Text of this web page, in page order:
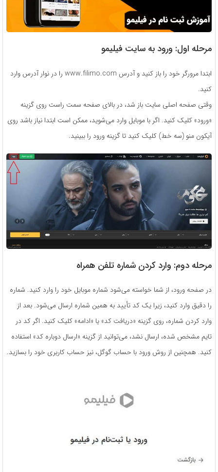
مرحله اول: ورود به سایت فیلیمو
ابتدا مرورگر خود را باز کنید و آدرس www.filimo.com را در نوار آدرس وارد
کنید.
وقتی صفحه اصلی سایت باز شد، در بالای صفحه سمت راست روی گزینه
«ورود» کلیک کنید. اگر با موبایل وارد می‌شوید، ممکن است ابتدا نیاز باشد روی
آیکون منو (سه خط) کلیک کنید تا گزینه ورود را ببینید.
مرحله دوم: وارد کردن شماره تلفن همراه
در صفحه ورود، از شما خواسته می‌شود شماره موبایل خود را وارد کنید. شماره
را دقیق وارد کنید، زیرا یک کد تأیید به همین شماره ارسال می‌شود. بعد از
وارد کردن شماره، روی گزینه «دریافت کد» یا «ادامه» کلیک کنید. اگر کد در
تایم مشخص شده، ارسال نشد، می‌توانید از گزینه «ارسال دوباره کد» استفاده
کنید. همچنین از روش ورود با حساب گوگل، نیز حساب کاربری خود را بسازید.